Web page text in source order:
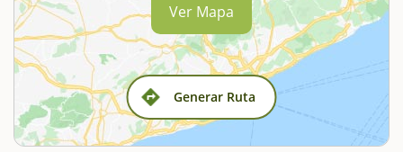
Generar Ruta
Ver Mapa